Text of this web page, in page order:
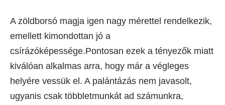
A zöldborsó magja igen nagy mérettel rendelkezik,
emellett kimondottan jó a
csírázóképessége.Pontosan ezek a tényezők miatt
kiválóan alkalmas arra, hogy már a végleges
helyére vessük el. A palántázás nem javasolt,
ugyanis csak többletmunkát ad számunkra,